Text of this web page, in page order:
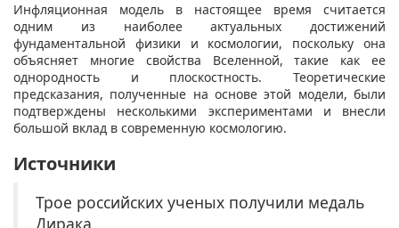
Инфляционная модель в настоящее время считается
одним из наиболее актуальных достижений
фундаментальной физики и космологии, поскольку она
объясняет многие свойства Вселенной, такие как ее
однородность и плоскостность. Теоретические
предсказания, полученные на основе этой модели, были
подтверждены несколькими экспериментами и внесли
большой вклад в современную космологию.
Источники
Трое российских ученых получили медаль
Дирака